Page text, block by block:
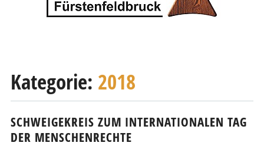
zum
Kategorie: 2018
SCHWEIGEKREIS ZUM INTERNATIONALEN TAG
DER MENSCHENRECHTE